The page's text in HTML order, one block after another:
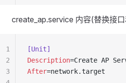
create_ap.service 内容(替换接
[Unit]
Description=Create AP
After=network.target
1
2
3